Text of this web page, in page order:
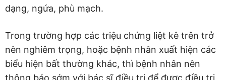
dạng, ngứa, phù mạch.
Trong trường hợp các triệu chứng liệt kê trên trở
nên nghiêm trọng, hoặc bệnh nhân xuất hiện các
biểu hiện bất thường khác, thì bệnh nhân nên
thông báo sớm với bác sĩ điều trị để được điều trị